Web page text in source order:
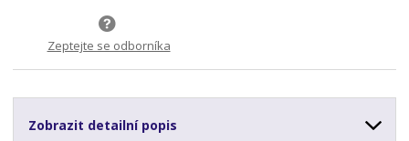
Zeptejte se odborníka
Zobrazit detailní popis